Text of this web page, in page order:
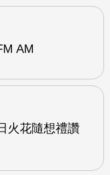
AM
火花隨想禮讚